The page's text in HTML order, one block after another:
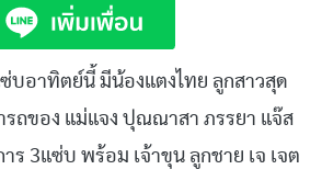
บอาทิตย์นี้ มีน้องแตงไทย ลูกสาวสุด
รถของ แม่แจง ปุณณาสา ภรรยา แจ๊ส
ร 3แซ่บ พร้อม เจ้าขุน ลูกชาย เจ เจต